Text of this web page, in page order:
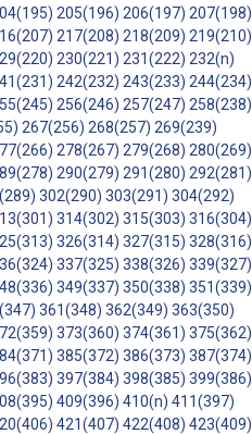
205(196) 206(197) 207(198)
217(208) 218(209) 219(210)
230(221) 231(222) 232(n)
242(232) 243(233) 244(234)
256(246) 257(247) 258(238)
267(256) 268(257) 269(239)
278(267) 279(268) 280(269)
290(279) 291(280) 292(281)
302(290) 303(291) 304(292)
314(302) 315(303) 316(304)
326(314) 327(315) 328(316)
337(325) 338(326) 339(327)
349(337) 350(338) 351(339)
361(348) 362(349) 363(350)
373(360) 374(361) 375(362)
385(372) 386(373) 387(374)
397(384) 398(385) 399(386)
409(396) 410(n) 411(397)
421(407) 422(408) 423(409)